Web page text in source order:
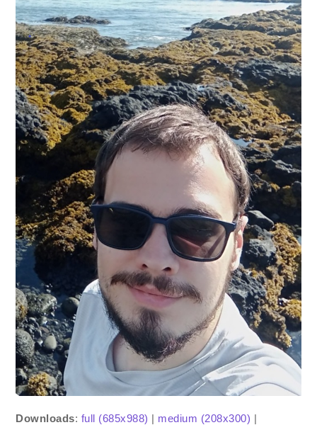
Downloads: full (685x988) | medium (208x300) |